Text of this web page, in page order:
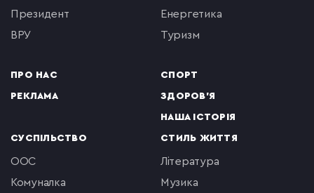
президент
ВРУ
ПРО НАС
РЕКЛАМА
енергетика
туризм
СПОРТ
ЗДОРОВ'Я
НАША ІСТОРІЯ
СУСПІЛЬСТВО
ООС
комуналка
СТИЛЬ ЖИТТЯ
література
музика